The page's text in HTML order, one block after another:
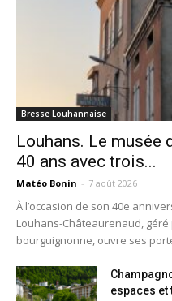
Bresse Louhannaise
Louhans. Le musée
40 ans avec trois...
Matéo Bonin - 7 août 2026
À l’occasion de son 40e
Louhans-Châteaurenaud, géré
bourguignonne, ouvre ses
espaces